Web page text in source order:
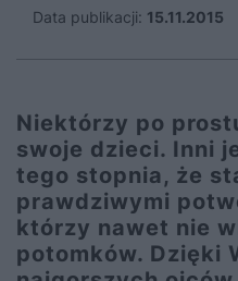
Data publikacji: 15.11.2015
Niektórzy po
swoje dzieci. Inni
tego stopnia, że
prawdziwymi
którzy nawet nie
potomków. Dzięki